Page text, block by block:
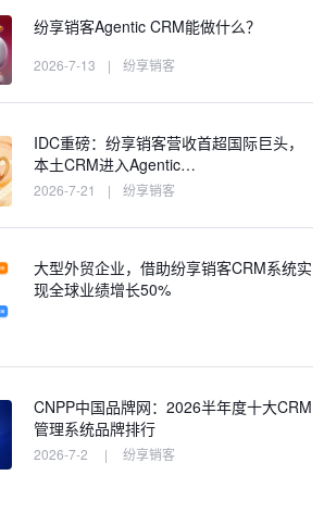
纷享销客Agentic CRM能做什么？
2026-7-13 | 纷享销客
IDC重磅：纷享销客营收首超国际巨头，
本土CRM进入Agentic…
2026-7-21 | 纷享销客
大型外贸企业，借助纷享销客CRM系统实
现全球业绩增长50%
CNPP中国品牌网：2026半年度十大CRM
管理系统品牌排行
2026-7-2 | 纷享销客